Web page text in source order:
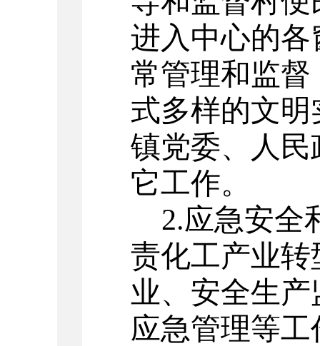
进入中心的
常管理和监督
式多样的文
镇党委、人
它工作。
2.应急安全
责化工产业
业、安全生
应急管理等工